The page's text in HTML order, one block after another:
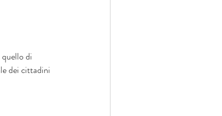
di
dei cittadini